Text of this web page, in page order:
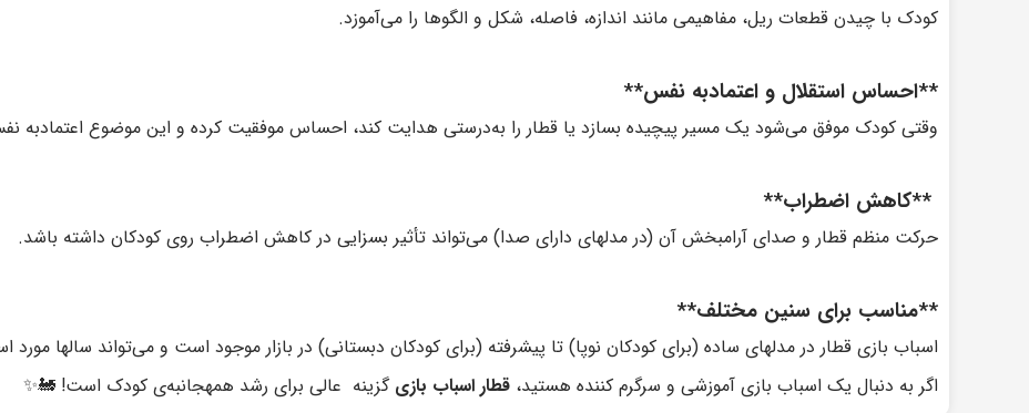
کودک با چیدن قطعات ریل، مفاهیمی مانند اندازه، فاصله، شکل و الگوها را می‌آموزد.
**احساس استقلال و اعتمادبه نفس**
وقتی کودک موفق می‌شود یک مسیر پیچیده بسازد یا قطار را به‌درستی هدایت کند، احساس موفقیت کرده و این موضوع اعتمادبه
**کاهش اضطراب**
حرکت منظم قطار و صدای آرامبخش آن (در مدلهای دارای صدا) می‌تواند تأثیر بسزایی در کاهش اضطراب روی کودکان داشته باشد.
**مناسب برای سنین مختلف**
اسباب بازی قطار در مدلهای ساده (برای کودکان نوپا) تا پیشرفته (برای کودکان دبستانی) در بازار موجود است و می‌تواند سالها مورد
اگر به دنبال یک اسباب بازی آموزشی و سرگرم کننده هستید، قطار اسباب بازیگزینه عالی برای رشد همهجانبه‌ی کودک است! 🚂✨